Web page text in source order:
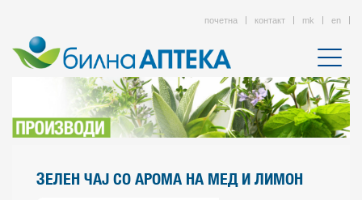
почетна контакт mk en
ЗЕЛЕН ЧАЈ СО АРОМА НА МЕД И ЛИМОН